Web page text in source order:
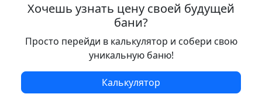
Хочешь узнать цену своей будущей
бани?
Просто перейди в калькулятор и собери свою
уникальную баню!
Калькулятор